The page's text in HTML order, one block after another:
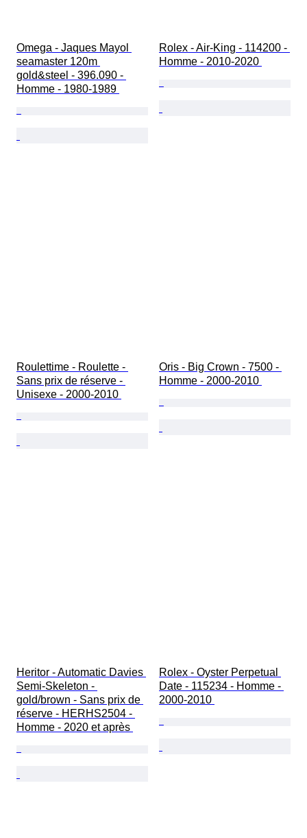
Omega - Jaques Mayol
seamaster 120m
gold&steel - 396.090 -
Homme - 1980-1989
Rolex - Air-King - 114200 -
Homme - 2010-2020
Roulettime - Roulette -
Sans prix de réserve -
Unisexe - 2000-2010
Oris - Big Crown - 7500 -
Homme - 2000-2010
Heritor - Automatic Davies
Semi-Skeleton -
gold/brown - Sans prix de
réserve - HERHS2504 -
Homme - 2020 et après
Rolex - Oyster Perpetual
Date - 115234 - Homme -
2000-2010